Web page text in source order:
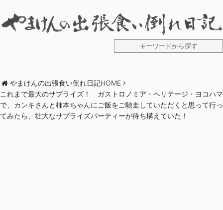
やまけんの出張食い倒れ日記HOME
これまで最大のサプライズ！ ガストロノミア・ヘリテージ・ヨコハマ
で、カンキさんと柿本ちゃんにご飯をご馳走していただくと思って行っ
てみたら、壮大なサプライズパーティーが待ち構えていた！